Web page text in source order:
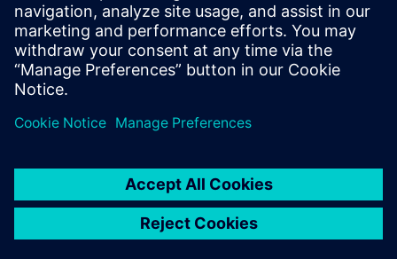
SIPROTEC 7SA82 na SiePortalu
Tehnička dokumentacija, firmver, primjeri softverskih
aplikacija i česta pitanja